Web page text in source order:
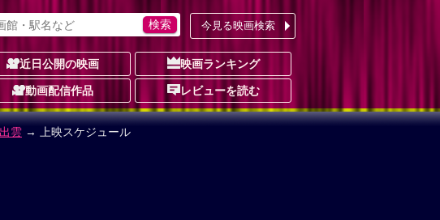
今見る映画検索
近日公開の映画 映画ランキング
動画配信作品 レビューを読む
雲 → 上映スケジュール